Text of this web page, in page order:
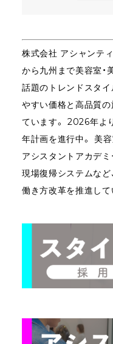
株式会社 アシャンティ
から九州まで美容室・
話題のトレンドスタ
やすい価格と高品質
ています。 2026年よ
年計画を進行中。 美
アシスタントアカデ
現場復帰システムな
働き方改革を推進して